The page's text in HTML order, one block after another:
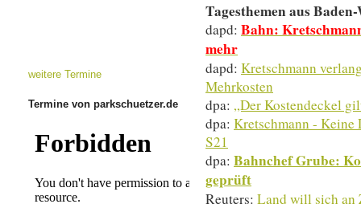
Tagesthemen aus
dapd: Bahn:
mehr
dapd: Kretschmann
Mehrkosten
dpa: „Der Kostendeckel
dpa: Kretschmann -
S21
dpa: Bahnchef Grube:
geprüft
Reuters: Land will sich an
weitere Termine
Termine von parkschuetzer.de